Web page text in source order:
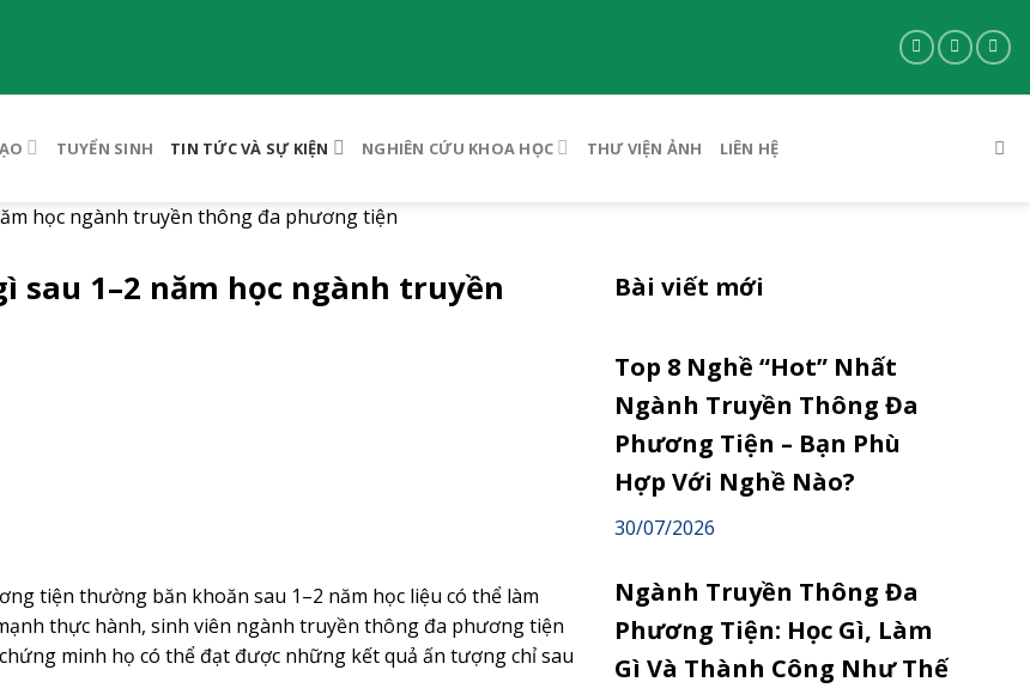
TUYỂN SINH TIN TỨC VÀ SỰ KIỆN NGHIÊN CỨU KHOA HỌC THƯ VIỆN ẢNH LIÊN HỆ
học ngành truyền thông đa phương tiện
sau 1–2 năm học ngành truyền
tiện thường băn khoăn sau 1–2 năm học liệu có thể làm
thực hành, sinh viên ngành truyền thông đa phương tiện
minh họ có thể đạt được những kết quả ấn tượng chỉ sau
Bài viết mới
Top 8 Nghề “Hot” Nhất
Ngành Truyền Thông Đa
Phương Tiện – Bạn Phù
Hợp Với Nghề Nào?
30/07/2026
Ngành Truyền Thông Đa
Phương Tiện: Học Gì, Làm
Gì Và Thành Công Như Thế